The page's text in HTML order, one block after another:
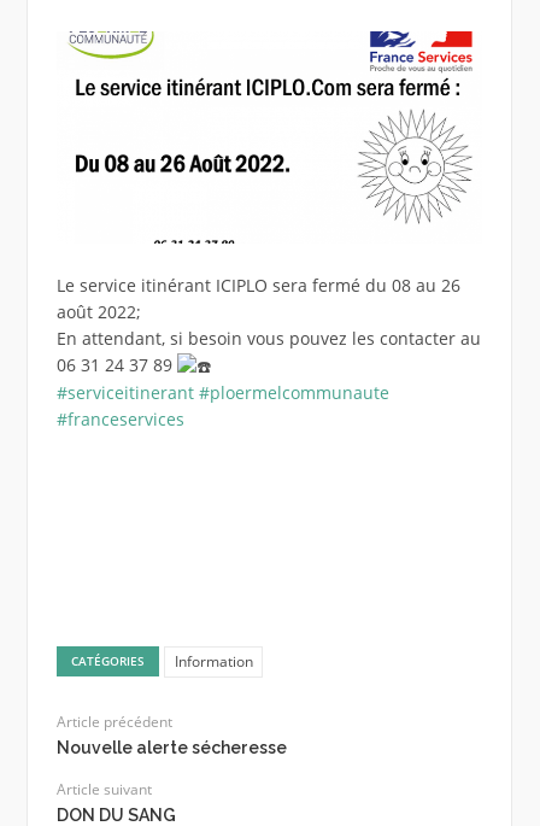
Le service itinérant ICIPLO sera fermé du 08 au 26
août 2022;
En attendant, si besoin vous pouvez les contacter au
06 31 24 37 89
#serviceitinerant #ploermelcommunaute
#franceservices
CATÉGORIES Information
Article précédent
Nouvelle alerte sécheresse
Article suivant
DON DU SANG